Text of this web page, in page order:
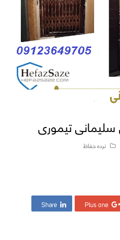
سلیمانی تیموری
نرده حفاظ
Plus one
Share